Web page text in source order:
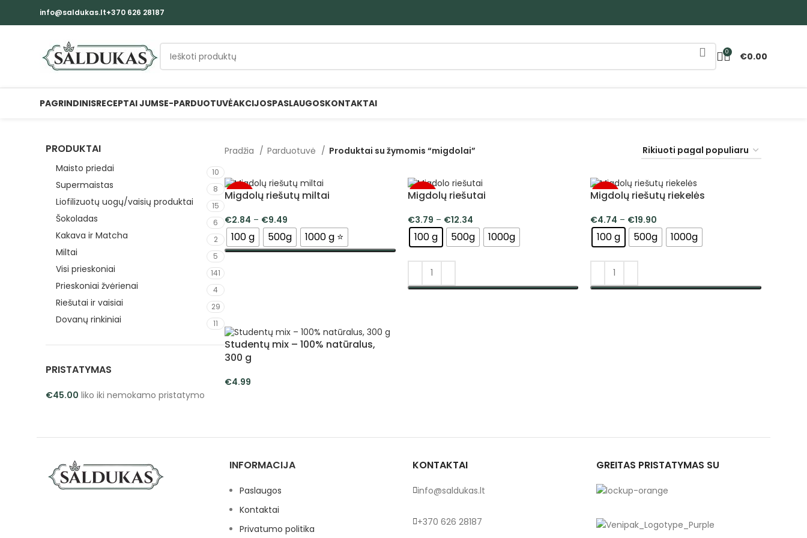
info@saldukas.lt+370 626 28187
0 €0.00
PAGRINDINISRECEPTAI JUMSE-PARDUOTUVĖAKCIJOSPASLAUGOSKONTAKTAI
PRODUKTAI
Maisto priedai 10
Supermaistas 8
Liofilizuotų uogų/vaisių produktai 15
Šokoladas 6
Kakava ir Matcha 2
Miltai 5
Visi prieskoniai 141
Prieskoniai žvėrienai 4
Riešutai ir vaisiai 29
Dovanų rinkiniai 11
PRISTATYMAS
€45.00 liko iki nemokamo pristatymo
Pradžia Parduotuvė Produktai su žymomis “migdolai”
-5%
Migdolų riešutų miltai
€2.84 – €9.49
100 g 500g 1000 g ⭐
-5%
Migdolų riešutai
€3.79 – €12.34
100 g 500g 1000g
-5%
Migdolų riešutų riekelės
€4.74 – €19.90
100 g 500g 1000g
Studentų mix – 100% natūralus,
300 g
€4.99
INFORMACIJA
Paslaugos
Kontaktai
Privatumo politika
KONTAKTAI
info@saldukas.lt
+370 626 28187
GREITAS PRISTATYMAS SU